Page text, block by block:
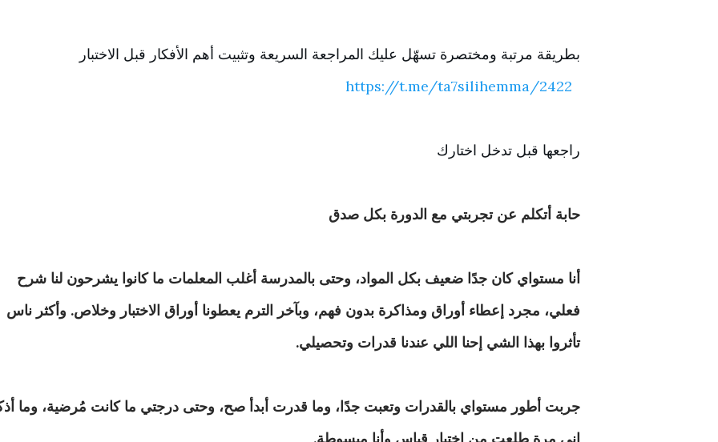
بطريقة مرتبة ومختصرة تسهّل عليك المراجعة السريعة وتثبيت أهم الأفكار قبل الاختبار
https://t.me/ta7silihemma/2422
راجعها قبل تدخل اختارك
حابة أتكلم عن تجربتي مع الدورة بكل صدق
أنا مستواي كان جدًا ضعيف بكل المواد، وحتى بالمدرسة أغلب المعلمات ما كانوا يشرحون لنا شرح
فعلي، مجرد إعطاء أوراق ومذاكرة بدون فهم، وبآخر الترم يعطونا أوراق الاختبار وخلاص. وأكثر ناس
تأثروا بهذا الشي إحنا اللي عندنا قدرات وتحصيلي.
جربت أطور مستواي بالقدرات وتعبت جدًا، وما قدرت أبدأ صح، وحتى درجتي ما كانت مُرضية، وما